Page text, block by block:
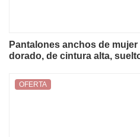
Pantalones anchos de
dorado, de cintura alta,
verano 2026
OFERTA